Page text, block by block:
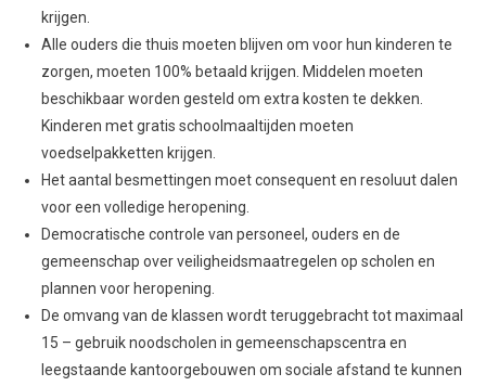
krijgen.
Alle ouders die thuis moeten blijven om voor hun kinderen te
zorgen, moeten 100% betaald krijgen. Middelen moeten
beschikbaar worden gesteld om extra kosten te dekken.
Kinderen met gratis schoolmaaltijden moeten
voedselpakketten krijgen.
Het aantal besmettingen moet consequent en resoluut dalen
voor een volledige heropening.
Democratische controle van personeel, ouders en de
gemeenschap over veiligheidsmaatregelen op scholen en
plannen voor heropening.
De omvang van de klassen wordt teruggebracht tot maximaal
15 – gebruik noodscholen in gemeenschapscentra en
leegstaande kantoorgebouwen om sociale afstand te kunnen